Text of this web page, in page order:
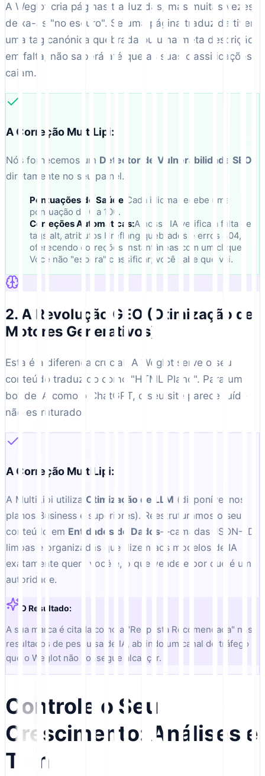
A Weglot cria páginas traduzidas, mas muitas vezes
deixa-as "no escuro". Se uma página traduzida tiver
uma tag canónica quebrada ou uma meta descrição
em falta, não saberá até que as suas classificações
caiam.
A Correção MultiLipi:
Nós fornecemos um Detector de Vulnerabilidade SEO
diretamente no seu painel.
Pontuações de Saúde: Cada idioma recebe uma
pontuação de 0 a 100.
Correções Automáticas:A nossa IA verifica a falta de
tags alt, atributos Hreflang quebrados e erros 404,
oferecendo correções instantâneas com um clique.
Você não "espera" classificar; você sabe que vai.
2. A Revolução GEO (Otimização de
Motores Generativos)
Esta é a diferença crucial. A Weglot serve o seu
conteúdo traduzido como "HTML Plano". Para um
bot de IA como o ChatGPT, o seu site parece ruído
não estruturado.
A Correção MultiLipi:
A MultiLipi utiliza Otimização de LLM (disponível nos
planos Business e superiores). Reestruturamos o seu
conteúdo em Entidades de Dados—camadas JSON-LD
limpas e organizadas que dizem aos modelos de IA
exatamente quem você é, o que vende e por que é uma
autoridade.
O Resultado:
A sua marca é citada como a "Resposta Recomendada" nos
resultados de pesquisa de IA, abrindo um canal de tráfego
que o Weglot não consegue alcançar.
Controle o Seu
Crescimento: Análises e
Tom